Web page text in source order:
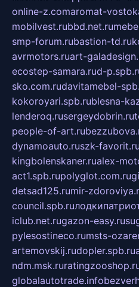
online-z.comaromat-
mobilvest.rubbd.net.ru
smp-forum.rubastion-td.ru
avrmotors.ruart-
ecostep-samara.rud-
sko.com.rudavitamebel-
kokoroyari.spb.rublesna-
lenderoq.rusergeydobrin.ru
people-of-art.ru
dynamoauto.ruszk-favorit.ru
kingbolenskaner.rualex-
act1.spb.rupolyglot.com.ru
detsad125.rumir-
council.spb.ru
iclub.net.rugazon-easy.ru
pylesostineco.rumsts-
artemovskij.rudopler.spb.ru
ndm.msk.ru
globalautotrade.info